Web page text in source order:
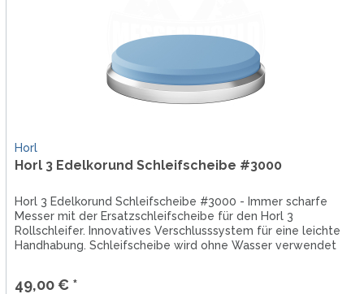
Horl
Horl 3 Edelkorund Schleifscheibe #3000
Horl 3 Edelkorund Schleifscheibe #3000 - Immer scharfe
Messer mit der Ersatzschleifscheibe für den Horl 3
Rollschleifer. Innovatives Verschlusssystem für eine leichte
Handhabung. Schleifscheibe wird ohne Wasser verwendet
49,00 € *